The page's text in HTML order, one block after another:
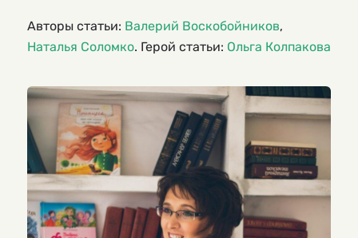
Авторы статьи: Валерий Воскобойников,
Наталья Соломко. Герой статьи: Ольга Колпакова